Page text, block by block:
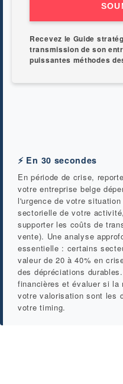
Recevez le Guide
transmission de son
puissantes méthodes
⚡ En 30 secondes
En période de crise,
votre entreprise belge
l'urgence de votre
sectorielle de votre
supporter les coûts de
vente). Une analyse
essentielle : certains
valeur de 20 à 40% en
des dépréciations
financières et évaluer si la
votre valorisation sont les
votre timing.